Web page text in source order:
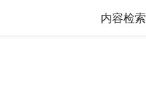
内容检索